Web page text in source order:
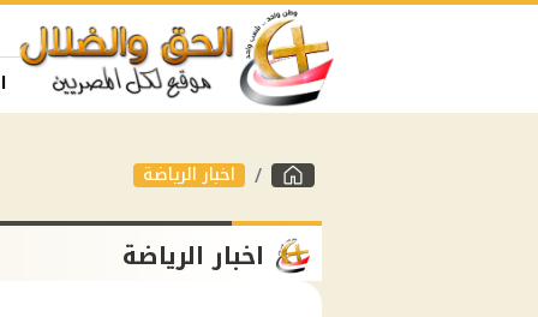
اخبار الرياضة
اخبار الرياضة